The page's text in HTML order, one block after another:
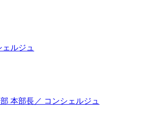
ルジュ
本部長／ コンシェルジュ